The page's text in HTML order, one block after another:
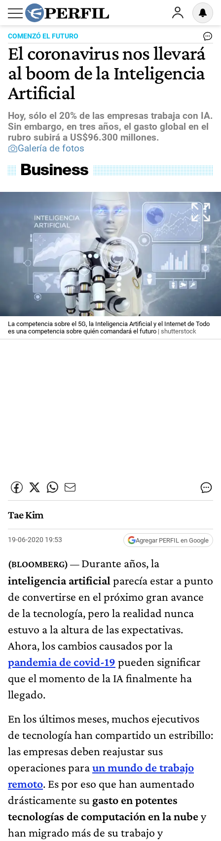
COMENZÓ EL FUTURO
El coronavirus nos llevará
al boom de la Inteligencia
Artificial
Hoy, sólo el 20% de las empresas trabaja con IA.
Sin embargo, en tres años, el gasto global en el
rubro subirá a US$96.300 millones.
Galería de fotos
La competencia sobre el 5G, la Inteligencia Artificial y el Internet de Todo
es una competencia sobre quién comandará el futuro | shutterstock
Tae Kim
19-06-2020 19:53 Agregar PERFIL en Google
Durante años, la
inteligencia artificial parecía estar a punto
de convertirse en el próximo gran avance
de la tecnología, pero la realidad nunca
estuvo a la altura de las expectativas.
Ahora, los cambios causados por la
pandemia de covid-19 pueden significar
que el momento de la IA finalmente ha
llegado.
En los últimos meses, muchos ejecutivos
de tecnología han compartido un estribillo:
las empresas deben reajustar sus
operaciones paraun mundo de trabajo
remoto. Es por eso que han aumentado
drásticamente su gasto en potentes
tecnologías de computación en la nubey
han migrado más de su trabajo y